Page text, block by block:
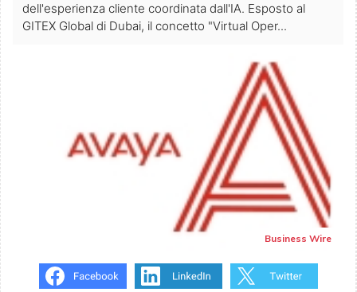
dell'esperienza cliente coordinata dall'IA. Esposto al
GITEX Global di Dubai, il concetto "Virtual Oper...
Business Wire